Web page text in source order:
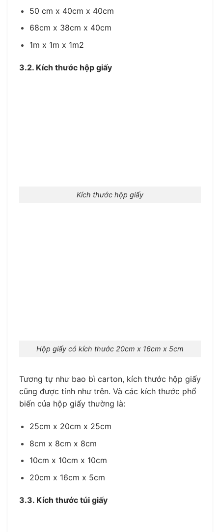
50 cm x 40cm x 40cm
68cm x 38cm x 40cm
1m x 1m x 1m2
3.2. Kích thước hộp giấy
Kích thước hộp giấy
Hộp giấy có kích thước 20cm x 16cm x 5cm
Tương tự như bao bì carton, kích thước hộp giấy
cũng được tính như trên. Và các kích thước phổ
biến của hộp giấy thường là:
25cm x 20cm x 25cm
8cm x 8cm x 8cm
10cm x 10cm x 10cm
20cm x 16cm x 5cm
3.3. Kích thước túi giấy